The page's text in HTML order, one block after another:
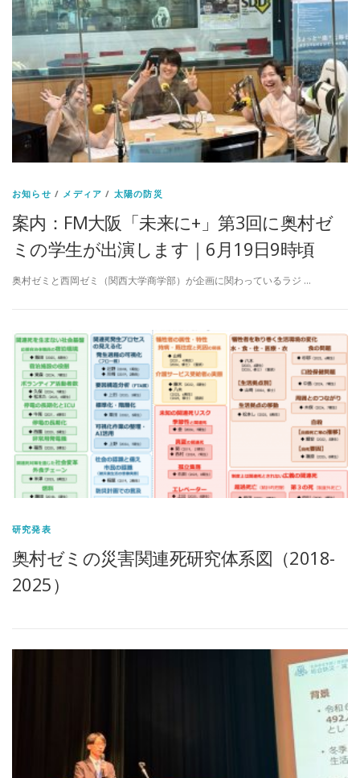
お知らせ / メディア / 太陽の防災
案内：FM大阪「未来に+」第3回に奥村ゼ
ミの学生が出演します｜6月19日9時頃
奥村ゼミと西岡ゼミ（関西大学商学部）が企画に関わっているラジ …
研究発表
奥村ゼミの災害関連死研究体系図（2018-
2025）